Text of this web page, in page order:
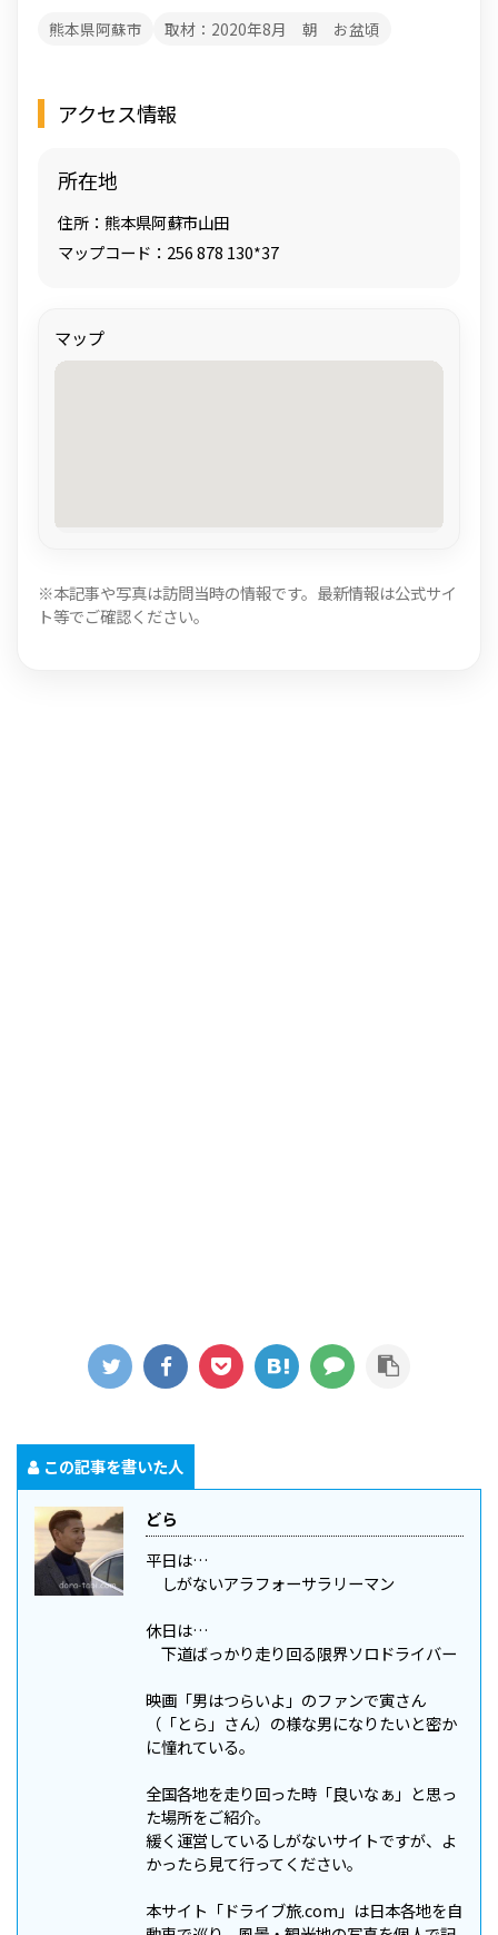
熊本県阿蘇市 取材：2020年8月 朝 お盆頃
アクセス情報
所在地
住所：熊本県阿蘇市山田
マップコード：256 878 130*37
マップ
※本記事や写真は訪問当時の情報です。最新情報は公式サイ
ト等でご確認ください。
この記事を書いた人
どら
平日は…
しがないアラフォーサラリーマン
休日は…
下道ばっかり走り回る限界ソロドライバー
映画「男はつらいよ」のファンで寅さん
（「とら」さん）の様な男になりたいと密か
に憧れている。
全国各地を走り回った時「良いなぁ」と思っ
た場所をご紹介。
緩く運営しているしがないサイトですが、よ
かったら見て行ってください。
本サイト「ドライブ旅.com」は日本各地を自